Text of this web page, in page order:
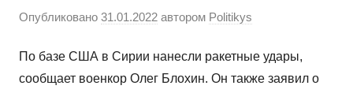
Опубликовано 31.01.2022 автором Politikys
По базе США в Сирии нанесли ракетные удары,
сообщает военкор Олег Блохин. Он также заявил о